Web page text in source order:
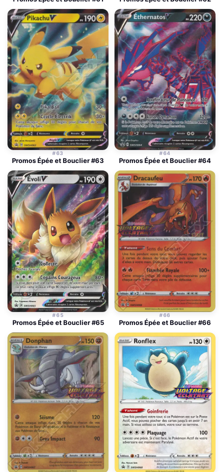
#63
Promos Épée et Bouclier #63
#64
Promos Épée et Bouclier #64
#65
Promos Épée et Bouclier #65
#66
Promos Épée et Bouclier #66